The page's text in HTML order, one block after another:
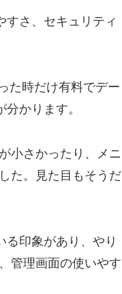
すさ、セキュリティ
た時だけ有料でデー
かります。
小さかったり、メニ
た。見た目もそうだ
印象があり、やり
管理画面の使いやす